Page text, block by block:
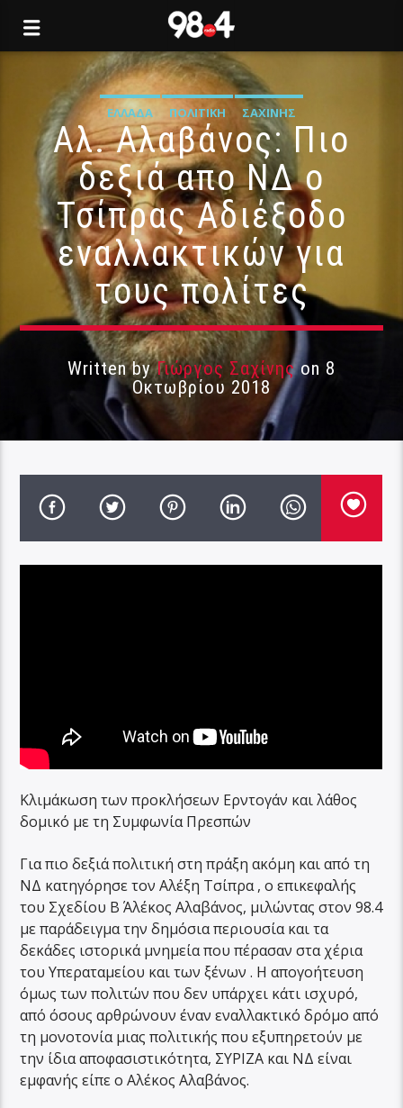
ΕΛΛΆΔΑ ΠΟΛΙΤΙΚΉ ΣΑΧΊΝΗΣ
Αλ. Αλαβάνος: Πιο
δεξιά απο ΝΔ ο
Τσίπρας Αδιέξοδο
εναλλακτικών για
τους πολίτες
Written byΓιώργος Σαχίνηςon 8
Οκτωβρίου 2018
Κλιμάκωση των προκλήσεων Ερντογάν και λάθος
δομικό με τη Συμφωνία Πρεσπών
Για πιο δεξιά πολιτική στη πράξη ακόμη και από τη
ΝΔ κατηγόρησε τον Αλέξη Τσίπρα , ο επικεφαλής
του Σχεδίου Β΄ Αλέκος Αλαβάνος, μιλώντας στον 98.4
με παράδειγμα την δημόσια περιουσία και τα
δεκάδες ιστορικά μνημεία που πέρασαν στα χέρια
του Υπεραταμείου και των ξένων . Η απογοήτευση
όμως των πολιτών που δεν υπάρχει κάτι ισχυρό,
από όσους αρθρώνουν έναν εναλλακτικό δρόμο από
τη μονοτονία μιας πολιτικής που εξυπηρετούν με
την ίδια αποφασιστικότητα, ΣΥΡΙΖΑ και ΝΔ είναι
εμφανής είπε ο Αλέκος Αλαβάνος.